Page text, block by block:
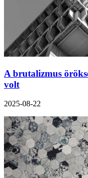
A brutalizmus
volt
2025-08-22